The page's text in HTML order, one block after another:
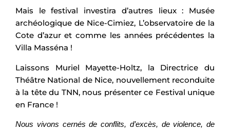
Mais le festival investira d’autres lieux : Musée
archéologique de Nice-Cimiez, L’observatoire de la
Cote d’azur et comme les années précédentes la
Villa Masséna !
Laissons Muriel Mayette-Holtz, la Directrice du
Théâtre National de Nice, nouvellement reconduite
à la tête du TNN, nous présenter ce Festival unique
en France !
Nous vivons cernés de conflits, d’excès, de violence, de